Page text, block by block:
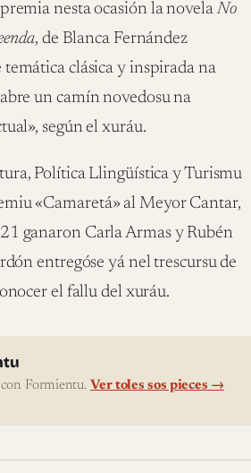
nesta ocasión la novelaNo
, de Blanca Fernández
clásica y inspirada na
un camín novedosu na
según el xuráu.
Política Llingüística y Turismu
«Camaretá» al Meyor Cantar,
ganaron Carla Armas y Rubén
entregóse yá nel trescursu de
el fallu del xuráu.
Formientu. Ver toles sos pieces →